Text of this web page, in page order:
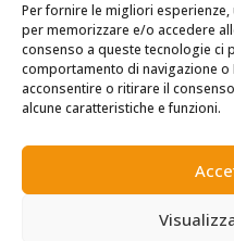
Per fornire le migliori
per memorizzare e/o accedere
consenso a queste tecnologie ci
comportamento di navigazione o
acconsentire o ritirare il
alcune caratteristiche e funzioni.
realizzato da